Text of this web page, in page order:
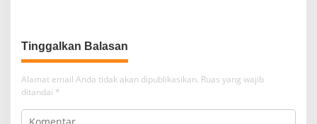
Tinggalkan Balasan
Alamat email Anda tidak akan dipublikasikan. Ruas yang wajib
ditandai *